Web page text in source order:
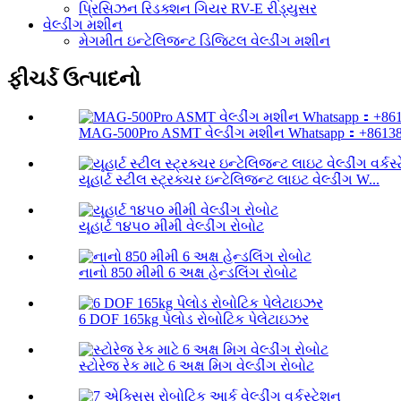
પ્રિસિઝન રિડક્શન ગિયર RV-E રીડ્યુસર
વેલ્ડીંગ મશીન
મેગમીત ઇન્ટેલિજન્ટ ડિજિટલ વેલ્ડીંગ મશીન
ફીચર્ડ ઉત્પાદનો
MAG-500Pro ASMT વેલ્ડીંગ મશીન Whatsapp：
યૂહાર્ટ સ્ટીલ સ્ટ્રક્ચર ઇન્ટેલિજન્ટ લાઇટ વેલ્ડીંગ W...
યૂહાર્ટ ૧૪૫૦ મીમી વેલ્ડીંગ રોબોટ
નાનો 850 મીમી 6 અક્ષ હેન્ડલિંગ રોબોટ
6 DOF 165kg પેલોડ રોબોટિક પેલેટાઇઝર
સ્ટોરેજ રેક માટે 6 અક્ષ મિગ વેલ્ડીંગ રોબોટ